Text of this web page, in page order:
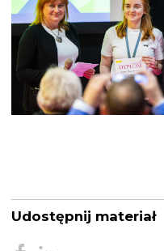
Udostępnij materiał